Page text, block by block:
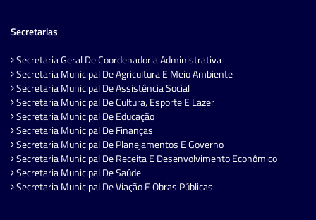
Secretarias
Secretaria Geral De Coordenadoria Administrativa
Secretaria Municipal De Agricultura E Meio Ambiente
Secretaria Municipal De Assistência Social
Secretaria Municipal De Cultura, Esporte E Lazer
Secretaria Municipal De Educação
Secretaria Municipal De Finanças
Secretaria Municipal De Planejamentos E Governo
Secretaria Municipal De Receita E Desenvolvimento Econômico
Secretaria Municipal De Saúde
Secretaria Municipal De Viação E Obras Públicas